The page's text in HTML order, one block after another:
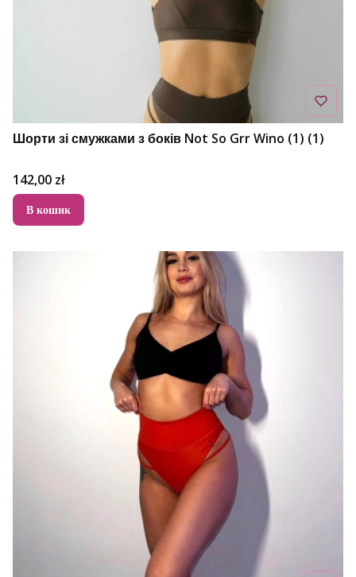
Шорти зі смужками з боків Not So Grr Wino (1) (1)
Ціна
142,00 zł
В кошик